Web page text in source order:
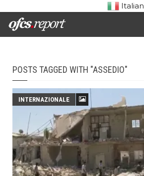
Italian
POSTS TAGGED WITH "ASSEDIO"
INTERNAZIONALE